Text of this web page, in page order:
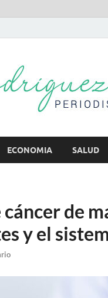
ECONOMIA SALUD
de
y el